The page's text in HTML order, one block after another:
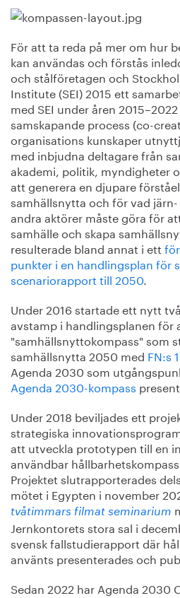
För att ta reda på mer om hur
kan användas och förstås
och stålföretagen och
Institute (SEI) 2015 ett
med SEI under åren
samskapande process (co-
organisations kunskaper
med inbjudna deltagare från
akademi, politik, myndigheter
att generera en djupare
samhällsnytta och för vad
andra aktörer måste göra för
samhälle och skapa
resulterade bland annat i ett
punkter i en handlingsplan för
scenariorapport till 2050
Under 2016 startade ett nytt
avstamp i handlingsplanen för
"samhällsnyttokompass" som
samhällsnytta 2050 med FN:s
Agenda 2030 som
Agenda 2030-kompass
Under 2018 beviljades ett
strategiska
att utveckla prototypen till en
användbar
Projektet slutrapporterades
mötet i Egypten i november
tvåtimmars filmat seminarium
Jernkontorets stora sal i
svensk fallstudierapport där
använts presenterades och
Sedan 2022 har Agenda 2030